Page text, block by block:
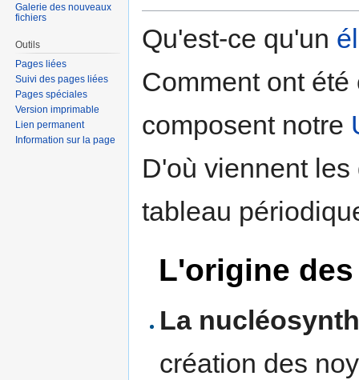
Qu'est-ce qu'un
Comment ont
composent notre
D'où viennent
tableau
L'origine
La
création des
Galerie des nouveaux
fichiers
Outils
Pages liées
Suivi des pages liées
Pages spéciales
Version imprimable
Lien permanent
Information sur la page